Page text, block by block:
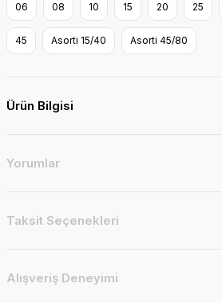
06 08 10 15 20 25
45 Asorti 15/40 Asorti 45/80
Ürün Bilgisi
Yorumlar
Taksit Seçenekleri
Alışveriş Deneyimi